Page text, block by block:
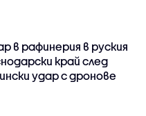
в рафинерия в руския
край след
удар с дронове